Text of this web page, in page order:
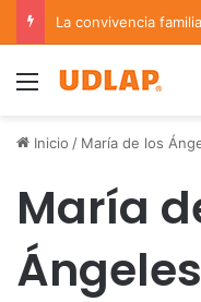
Menu
Inicio / María de los
María